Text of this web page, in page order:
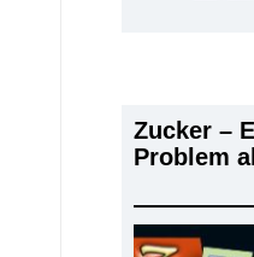
Zucker –
Problem